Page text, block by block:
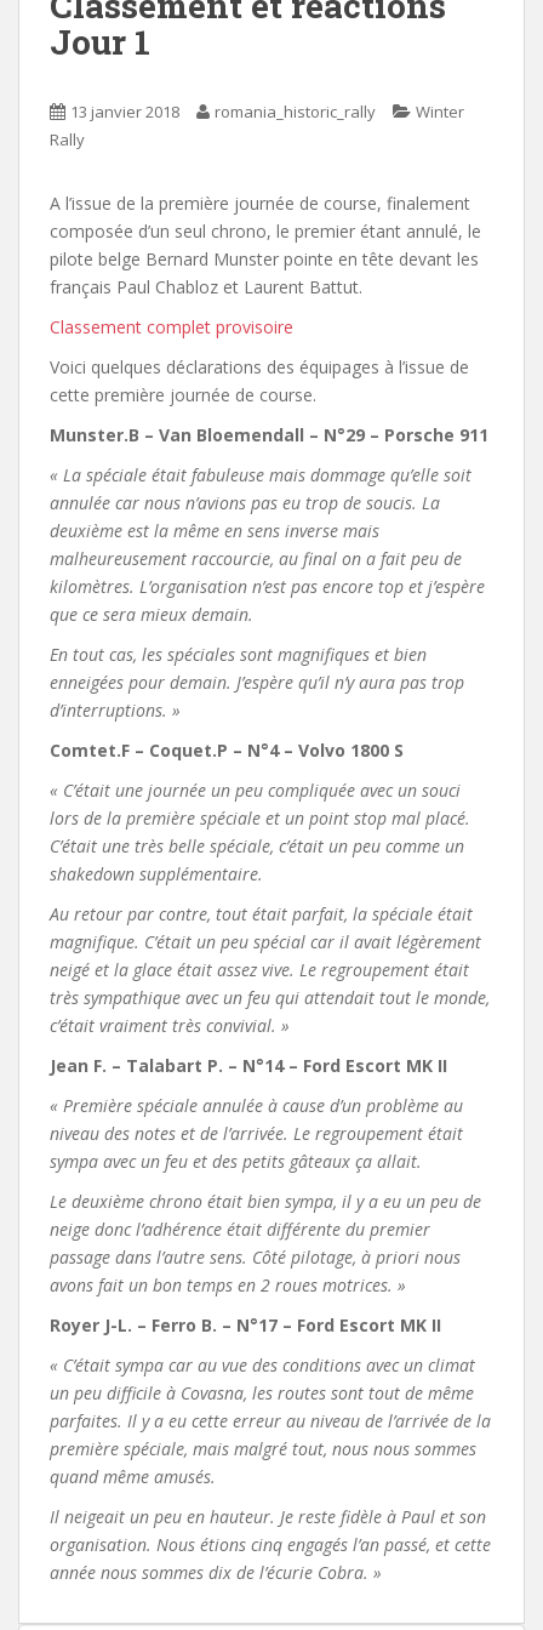
Jour 1
13 janvier 2018 romania_historic_rally
Winter
Rally
A l’issue de la première journée de course, finalement
composée d’un seul chrono, le premier étant annulé, le
pilote belge Bernard Munster pointe en tête devant les
français Paul Chabloz et Laurent Battut.
Classement complet provisoire
Voici quelques déclarations des équipages à l’issue de
cette première journée de course.
Munster.B – Van Bloemendall – N°29 – Porsche 911
« La spéciale était fabuleuse mais dommage qu’elle soit
annulée car nous n’avions pas eu trop de soucis. La
deuxième est la même en sens inverse mais
malheureusement raccourcie, au final on a fait peu de
kilomètres. L’organisation n’est pas encore top et j’espère
que ce sera mieux demain.
En tout cas, les spéciales sont magnifiques et bien
enneigées pour demain. J’espère qu’il n’y aura pas trop
d’interruptions. »
Comtet.F – Coquet.P – N°4 – Volvo 1800 S
« C’était une journée un peu compliquée avec un souci
lors de la première spéciale et un point stop mal placé.
C’était une très belle spéciale, c’était un peu comme un
shakedown supplémentaire.
Au retour par contre, tout était parfait, la spéciale était
magnifique. C’était un peu spécial car il avait légèrement
neigé et la glace était assez vive. Le regroupement était
très sympathique avec un feu qui attendait tout le monde,
c’était vraiment très convivial. »
Jean F. – Talabart P. – N°14 – Ford Escort MK II
« Première spéciale annulée à cause d’un problème au
niveau des notes et de l’arrivée. Le regroupement était
sympa avec un feu et des petits gâteaux ça allait.
Le deuxième chrono était bien sympa, il y a eu un peu de
neige donc l’adhérence était différente du premier
passage dans l’autre sens. Côté pilotage, à priori nous
avons fait un bon temps en 2 roues motrices. »
Royer J-L. – Ferro B. – N°17 – Ford Escort MK II
« C’était sympa car au vue des conditions avec un climat
un peu difficile à Covasna, les routes sont tout de même
parfaites. Il y a eu cette erreur au niveau de l’arrivée de la
première spéciale, mais malgré tout, nous nous sommes
quand même amusés.
Il neigeait un peu en hauteur. Je reste fidèle à Paul et son
organisation. Nous étions cinq engagés l’an passé, et cette
année nous sommes dix de l’écurie Cobra. »